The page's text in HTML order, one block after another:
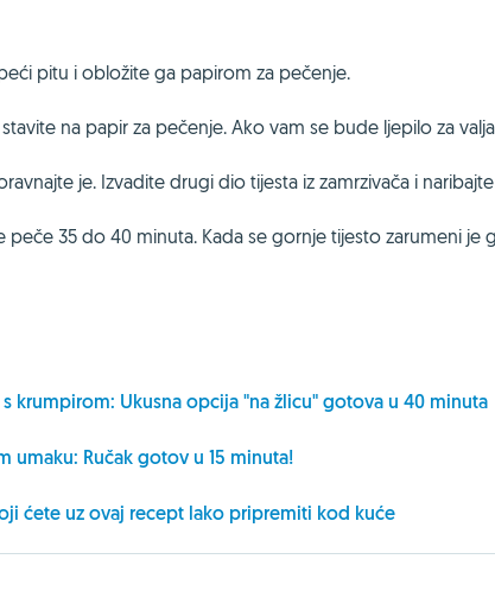
pitu i obložite ga papirom za pečenje.
na papir za pečenje. Ako vam se bude ljepilo za
je. Izvadite drugi dio tijesta iz zamrzivača i
peče 35 do 40 minuta. Kada se gornje tijesto zarumeni je
krumpirom: Ukusna opcija "na žlicu" gotova u 40 minuta
umaku: Ručak gotov u 15 minuta!
ćete uz ovaj recept lako pripremiti kod kuće